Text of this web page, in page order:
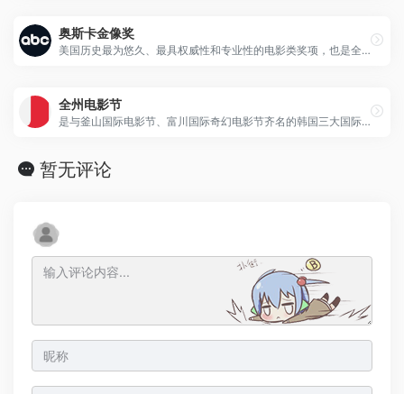
奥斯卡金像奖
美国历史最为悠久、最具权威性和专业性的电影类奖项，也是全世界最具影响力的电影类奖项。
全州电影节
是与釜山国际电影节、富川国际奇幻电影节齐名的韩国三大国际电影节之一
暂无评论